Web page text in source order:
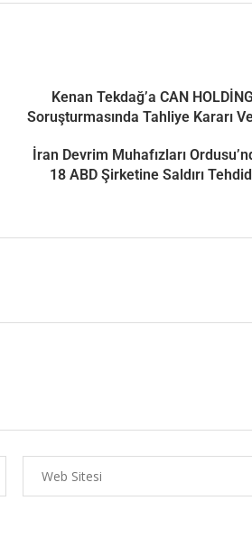
Kenan Tekdağ’a CAN HOLDİNG
Soruşturmasında Tahliye Kararı
İran Devrim Muhafızları
18 ABD Şirketine Saldırı